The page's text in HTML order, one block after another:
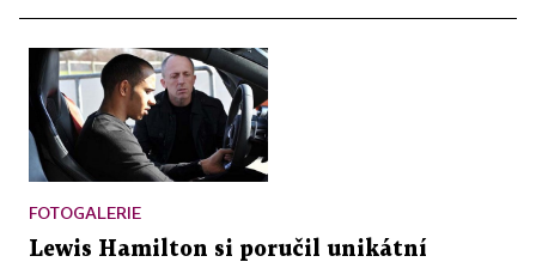
FOTOGALERIE
Lewis Hamilton si poručil unikátní